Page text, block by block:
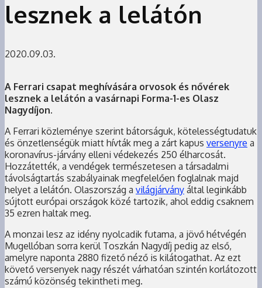
lesznek a lelátón
2020.09.03.
A Ferrari csapat meghívására orvosok és nővérek
lesznek a lelátón a vasárnapi Forma-1-es Olasz
Nagydíjon.
A Ferrari közleménye szerint bátorságuk, kötelességtudatuk
és önzetlenségük miatt hívták meg a zárt kapus versenyre a
koronavírus-járvány elleni védekezés 250 élharcosát.
Hozzátették, a vendégek természetesen a társadalmi
távolságtartás szabályainak megfelelően foglalnak majd
helyet a lelátón. Olaszország a világjárvány által leginkább
sújtott európai országok közé tartozik, ahol eddig csaknem
35 ezren haltak meg.
A monzai lesz az idény nyolcadik futama, a jövő hétvégén
Mugellóban sorra kerül Toszkán Nagydíj pedig az első,
amelyre naponta 2880 fizető néző is kilátogathat. Az ezt
követő versenyek nagy részét várhatóan szintén korlátozott
számú közönség tekintheti meg.